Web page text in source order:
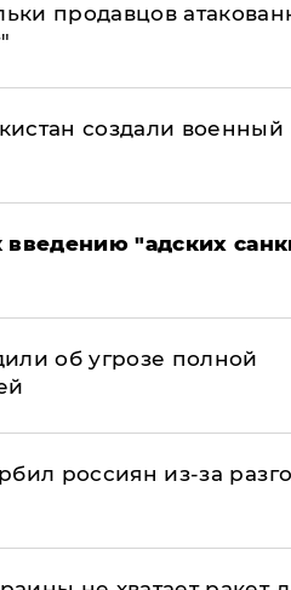
продавцов
создали военный
"адских
об угрозе полной
россиян из-за